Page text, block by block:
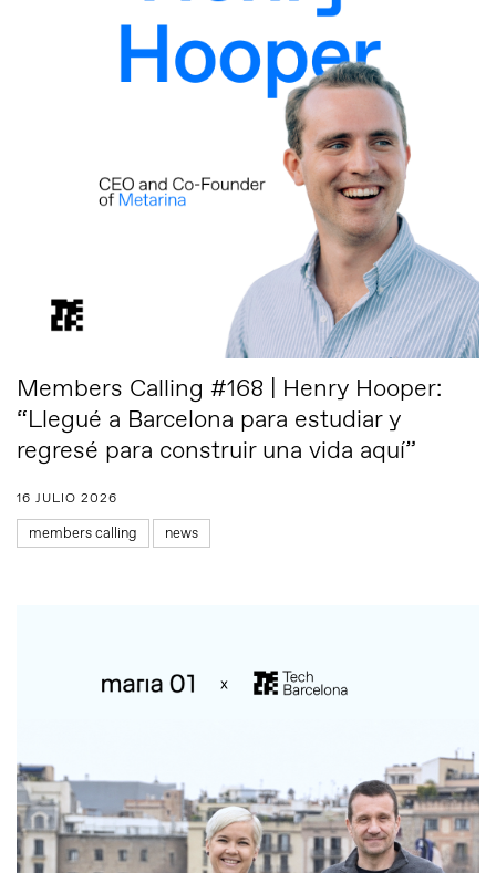
Members Calling #168 | Henry Hooper:
“Llegué a Barcelona para estudiar y
regresé para construir una vida aquí”
16 JULIO 2026
members calling news